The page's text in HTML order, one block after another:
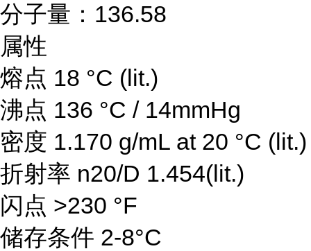
分子量：136.58
属性
熔点 18 °C (lit.)
沸点 136 °C / 14mmHg
密度 1.170 g/mL at 20 °C (lit.)
折射率 n20/D 1.454(lit.)
闪点 >230 °F
储存条件 2-8°C